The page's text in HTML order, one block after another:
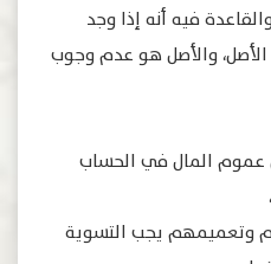
فيه أنه إذا وجد
الأصل، والأصل هو عدم وجوب
عموم المال في الحساب
وتعميمهم يجب التسوية